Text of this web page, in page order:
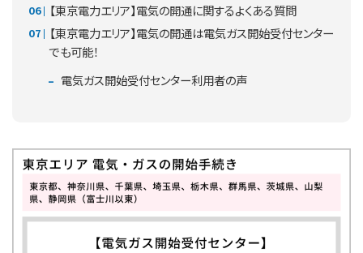
【東京電力エリア】電気の開通に関するよくある質問
【東京電力エリア】電気の開通は電気ガス開始受付センター
でも可能！
電気ガス開始受付センター利用者の声